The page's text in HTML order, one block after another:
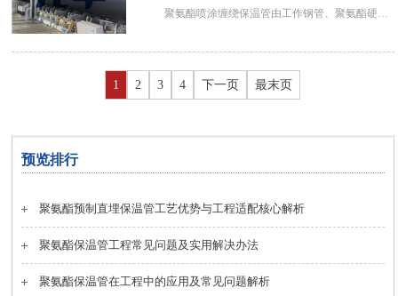
聚氨酯喷涂缠绕保温管由工作钢管、聚氨酯硬质
管”工艺不同，喷涂缠绕工艺首先在钢管表面进行
抛丸除锈处理，随后通过高压喷涂设备将聚氨酯
原料均匀喷涂在钢管表面，在常压
1 2 3 4 下一页 最末页
预览排行
聚氨酯预制直埋保温管工艺优势与工程适配核心解析
聚氨酯保温管工程常见问题及实用解决办法
聚氨酯保温管在工程中的应用及常见问题解析